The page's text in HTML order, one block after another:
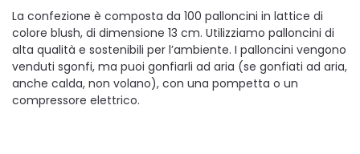
La confezione è composta da 100 palloncini in lattice di
colore blush, di dimensione 13 cm. Utilizziamo palloncini di
alta qualità e sostenibili per l’ambiente. I palloncini vengono
venduti sgonfi, ma puoi gonfiarli ad aria (se gonfiati ad aria,
anche calda, non volano), con una pompetta o un
compressore elettrico.